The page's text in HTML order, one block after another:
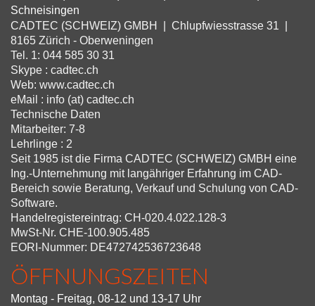
Schneisingen
CADTEC (SCHWEIZ) GMBH | Chlupfwiesstrasse 31 |
8165 Zürich - Oberweningen
Tel. 1: 044 585 30 31
Skype : cadtec.ch
Web: www.cadtec.ch
eMail : info (at) cadtec.ch
Technische Daten
Mitarbeiter: 7-8
Lehrlinge : 2
Seit 1985 ist die Firma CADTEC (SCHWEIZ) GMBH eine
Ing.-Unternehmung mit langähriger Erfahrung im CAD-
Bereich sowie Beratung, Verkauf und Schulung von CAD-
Software.
Handelregistereintrag: CH-020.4.022.128-3
MwSt-Nr. CHE-100.905.485
EORI-Nummer: DE472742536723648
ÖFFNUNGSZEITEN
Montag - Freitag, 08-12 und 13-17 Uhr